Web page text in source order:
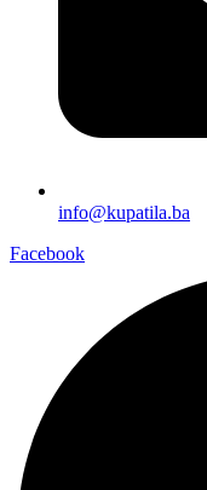
info@kupatila.ba
Facebook